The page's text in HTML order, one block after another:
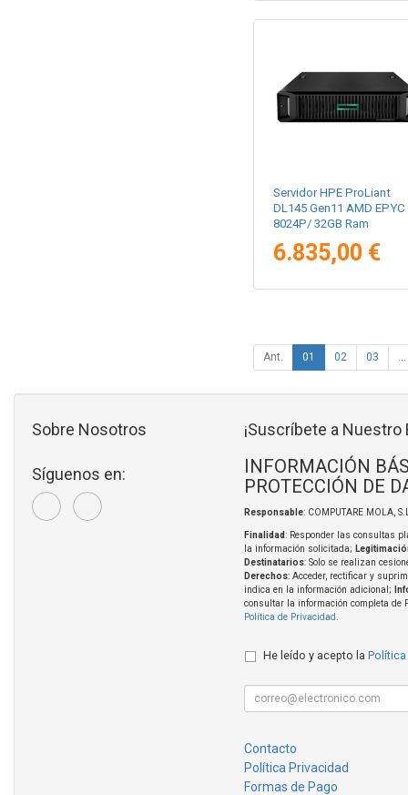
Servidor HPE ProLiant
DL145 Gen11 AMD EPYC
8024P/ 32GB Ram
6.835,00 €
Ant. 01 02 03 ...
Sobre Nosotros
Síguenos en:
¡Suscríbete a Nuestro
INFORMACIÓN
PROTECCIÓN DE
Responsable: COMPUTARE MOLA,
Finalidad: Responder las consultas
la información solicitada;
Destinatarios: Solo se realizan
Derechos: Acceder, rectificar y
indica en la información adicional;
consultar la información completa de
Política de Privacidad.
He leído y acepto la Política
Contacto
Política Privacidad
Formas de Pago